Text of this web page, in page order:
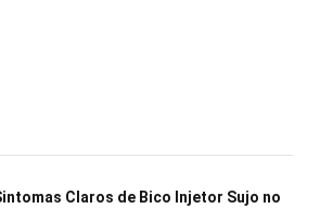
Claros de Bico Injetor Sujo no